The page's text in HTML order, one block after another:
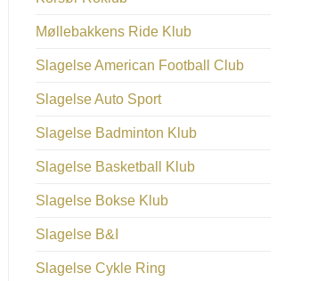
Møllebakkens Ride Klub
Slagelse American Football Club
Slagelse Auto Sport
Slagelse Badminton Klub
Slagelse Basketball Klub
Slagelse Bokse Klub
Slagelse B&I
Slagelse Cykle Ring